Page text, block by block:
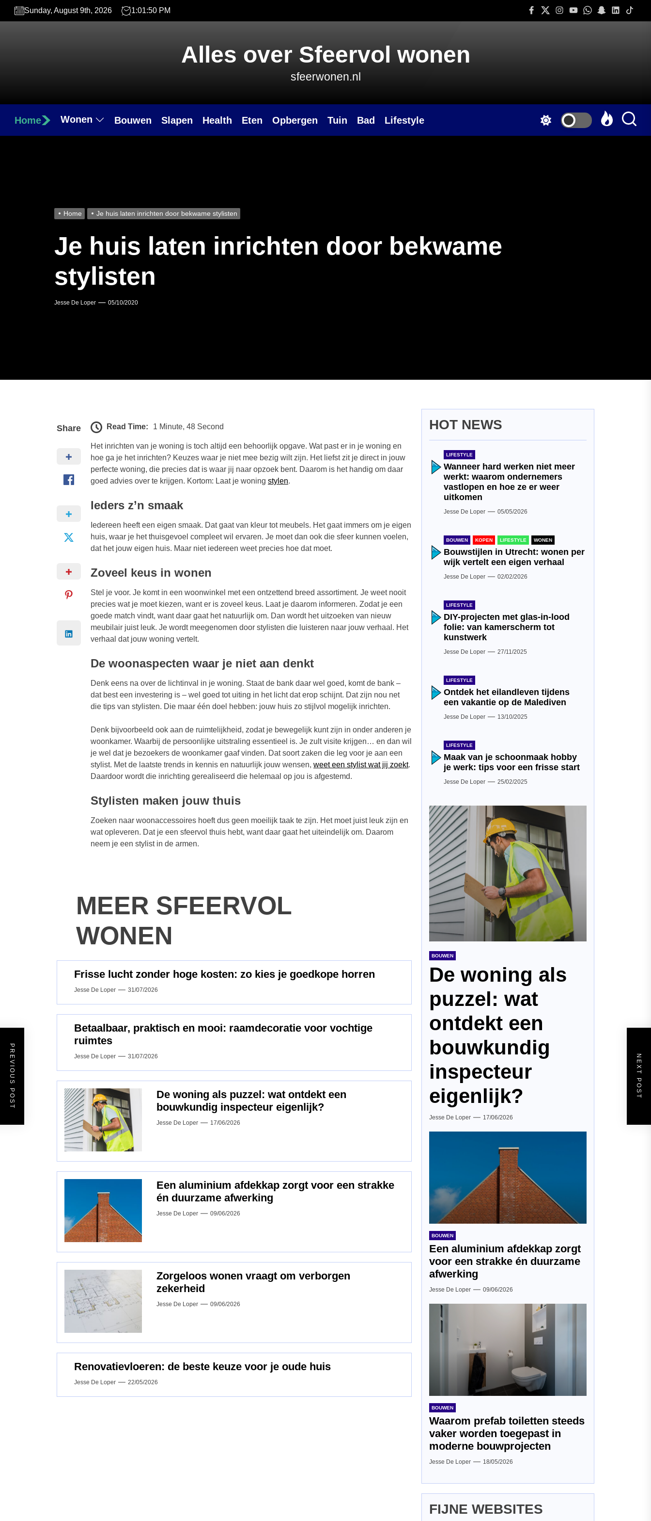
Skip
Sunday, August 9th, 2026 1:01:51 PM Facebook
TwitterInstagram
YoutubeWhatsapp
Snapchat
Linkedin
Tiktok
Alles over Sfeervol wonen
sfeerwonen.nl
Home Wonen Bouwen Slapen Health Eten Opbergen Tuin Bad Lifestyle
Home Je huis laten inrichten door bekwame stylisten
Je huis laten inrichten door bekwame
stylisten
Jesse De Loper 05/10/2020
Share Read Time: 1 Minute, 48 Second
Het inrichten van je woning is toch altijd een behoorlijk opgave. Wat past er in je woning en
hoe ga je het inrichten? Keuzes waar je niet mee bezig wilt zijn. Het liefst zit je direct in jouw
perfecte woning, die precies dat is waar jij naar opzoek bent. Daarom is het handig om daar
goed advies over te krijgen. Kortom: Laat je woning stylen.
Ieders z’n smaak
Iedereen heeft een eigen smaak. Dat gaat van kleur tot meubels. Het gaat immers om je eigen
huis, waar je het thuisgevoel compleet wil ervaren. Je moet dan ook die sfeer kunnen voelen,
dat het jouw eigen huis. Maar niet iedereen weet precies hoe dat moet.
Zoveel keus in wonen
Stel je voor. Je komt in een woonwinkel met een ontzettend breed assortiment. Je weet nooit
precies wat je moet kiezen, want er is zoveel keus. Laat je daarom informeren. Zodat je een
goede match vindt, want daar gaat het natuurlijk om. Dan wordt het uitzoeken van nieuw
meubilair juist leuk. Je wordt meegenomen door stylisten die luisteren naar jouw verhaal. Het
verhaal dat jouw woning vertelt.
De woonaspecten waar je niet aan denkt
Denk eens na over de lichtinval in je woning. Staat de bank daar wel goed, komt de bank –
dat best een investering is – wel goed tot uiting in het licht dat erop schijnt. Dat zijn nou net
die tips van stylisten. Die maar één doel hebben: jouw huis zo stijlvol mogelijk inrichten.
Denk bijvoorbeeld ook aan de ruimtelijkheid, zodat je bewegelijk kunt zijn in onder anderen je
woonkamer. Waarbij de persoonlijke uitstraling essentieel is. Je zult visite krijgen… en dan wil
je wel dat je bezoekers de woonkamer gaaf vinden. Dat soort zaken die leg voor je aan een
stylist. Met de laatste trends in kennis en natuurlijk jouw wensen, weet een stylist wat jij zoekt.
Daardoor wordt die inrichting gerealiseerd die helemaal op jou is afgestemd.
Stylisten maken jouw thuis
Zoeken naar woonaccessoires hoeft dus geen moeilijk taak te zijn. Het moet juist leuk zijn en
wat opleveren. Dat je een sfeervol thuis hebt, want daar gaat het uiteindelijk om. Daarom
neem je een stylist in de armen.
PREVIOUS POST NEXT POST
MEER SFEERVOL
WONEN
Frisse lucht zonder hoge kosten: zo kies je goedkope horren
Jesse De Loper 31/07/2026
Betaalbaar, praktisch en mooi: raamdecoratie voor vochtige
ruimtes
Jesse De Loper 31/07/2026
De woning als puzzel: wat ontdekt een
bouwkundig inspecteur eigenlijk?
Jesse De Loper 17/06/2026
Een aluminium afdekkap zorgt voor een strakke
én duurzame afwerking
Jesse De Loper 09/06/2026
Zorgeloos wonen vraagt om verborgen
zekerheid
Jesse De Loper 09/06/2026
Renovatievloeren: de beste keuze voor je oude huis
Jesse De Loper 22/05/2026
HOT NEWS
LIFESTYLE
Wanneer hard werken niet meer
werkt: waarom ondernemers
vastlopen en hoe ze er weer
uitkomen
Jesse De Loper 05/05/2026
BOUWEN KOPEN LIFESTYLE WONEN
Bouwstijlen in Utrecht: wonen per
wijk vertelt een eigen verhaal
Jesse De Loper 02/02/2026
LIFESTYLE
DIY-projecten met glas-in-lood
folie: van kamerscherm tot
kunstwerk
Jesse De Loper 27/11/2025
LIFESTYLE
Ontdek het eilandleven tijdens
een vakantie op de Malediven
Jesse De Loper 13/10/2025
LIFESTYLE
Maak van je schoonmaak hobby
je werk: tips voor een frisse start
Jesse De Loper 25/02/2025
BOUWEN
De woning als
puzzel: wat
ontdekt een
bouwkundig
inspecteur
eigenlijk?
Jesse De Loper 17/06/2026
BOUWEN
Een aluminium afdekkap zorgt
voor een strakke én duurzame
afwerking
Jesse De Loper 09/06/2026
BOUWEN
Waarom prefab toiletten steeds
vaker worden toegepast in
moderne bouwprojecten
Jesse De Loper 18/05/2026
FIJNE WEBSITES